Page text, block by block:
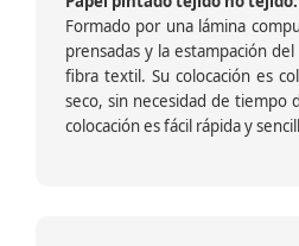
Formado por una lámina
prensadas y la estampación
fibra textil. Su colocación es
seco, sin necesidad de tiempo
colocación es fácil rápida y